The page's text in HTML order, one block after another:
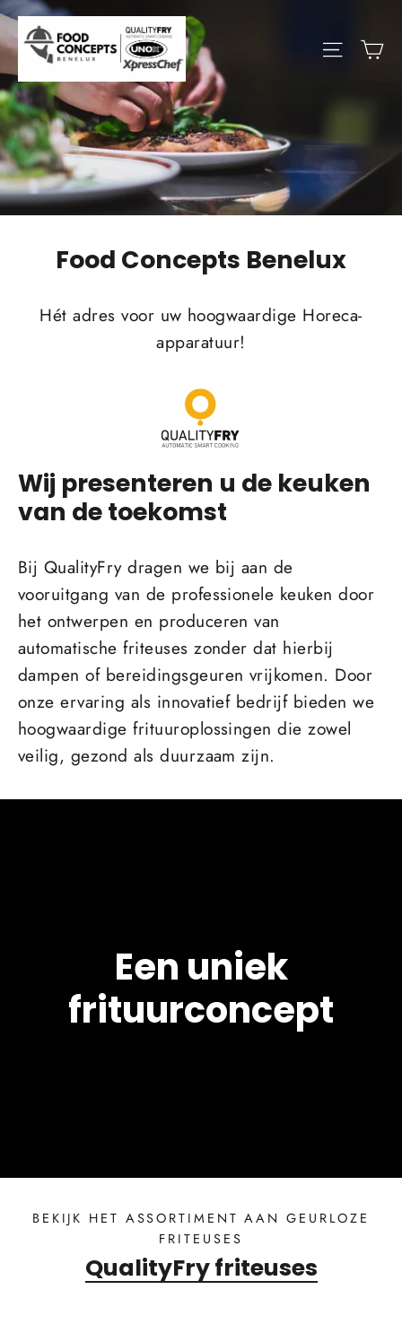
Food
Concepts
Benelux
Food Concepts Benelux
Hét adres voor uw hoogwaardige Horeca-
apparatuur!
Wij presenteren u de keuken
van de toekomst
Bij QualityFry dragen we bij aan de
vooruitgang van de professionele keuken door
het ontwerpen en produceren van
automatische friteuses zonder dat hierbij
dampen of bereidingsgeuren vrijkomen. Door
onze ervaring als innovatief bedrijf bieden we
hoogwaardige frituuroplossingen die zowel
veilig, gezond als duurzaam zijn.
Een uniek
frituurconcept
BEKIJK HET ASSORTIMENT AAN GEURLOZE
FRITEUSES
QualityFry friteuses